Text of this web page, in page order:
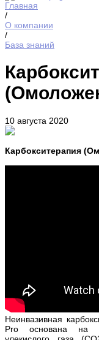
Главная
/
О компании
/
База знаний
10 августа 2020
Карбокситерапия
Неинвазивная
Pro основана на